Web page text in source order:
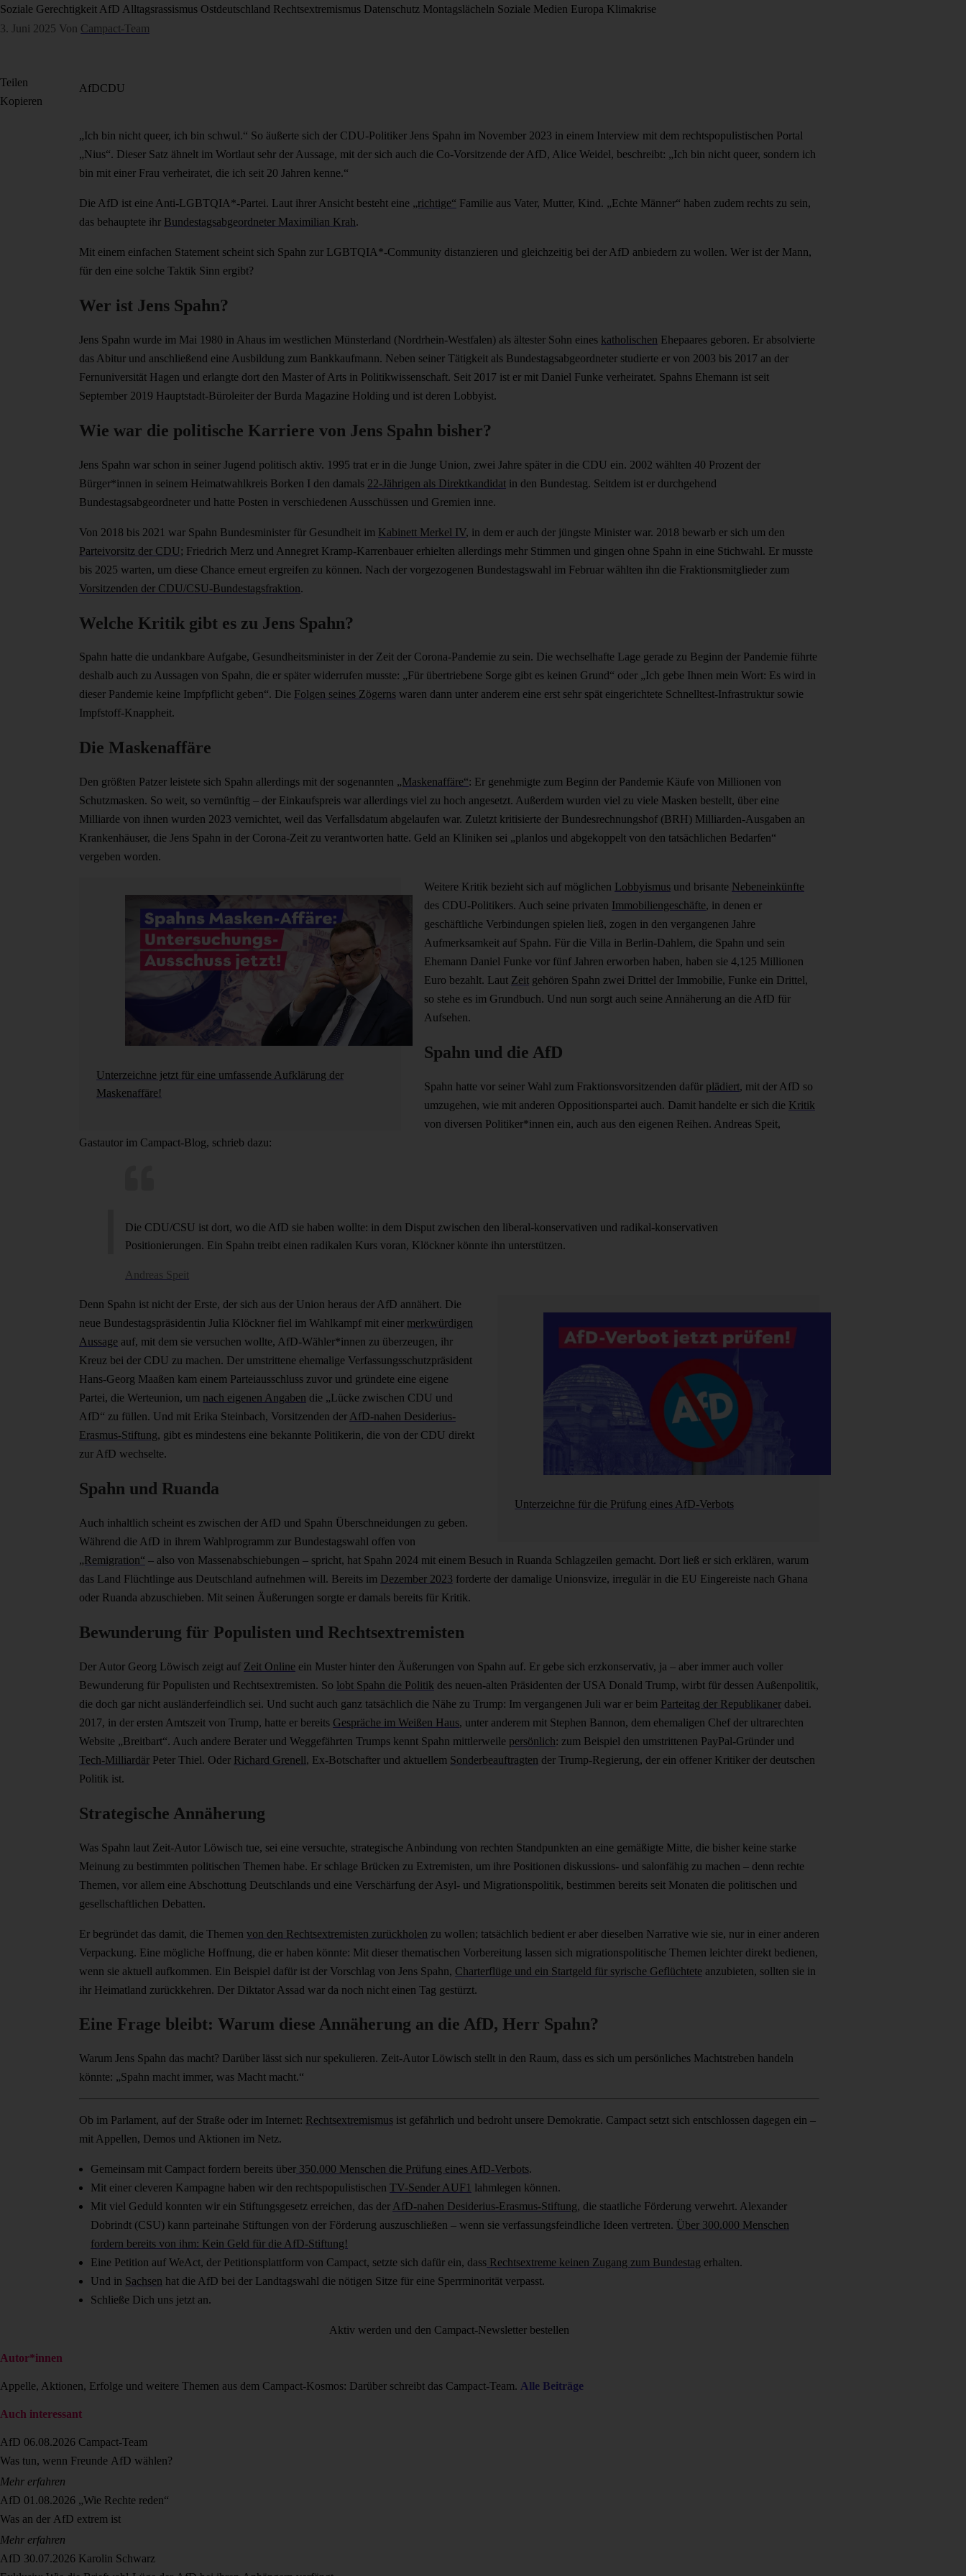
Soziale Gerechtigkeit AfD Alltagsrassismus Ostdeutschland Rechtsextremismus Datenschutz Montagslächeln Soziale Medien Europa Klimakrise
3. Juni 2025 Von Campact-Team
AfDCDU
„Ich bin nicht queer, ich bin schwul.“ So äußerte sich der CDU-Politiker Jens Spahn im November 2023 in einem Interview mit dem rechtspopulistischen Portal
„Nius“. Dieser Satz ähnelt im Wortlaut sehr der Aussage, mit der sich auch die Co-Vorsitzende der AfD, Alice Weidel, beschreibt: „Ich bin nicht queer, sondern ich
bin mit einer Frau verheiratet, die ich seit 20 Jahren kenne.“
Die AfD ist eine Anti-LGBTQIA*-Partei. Laut ihrer Ansicht besteht eine „richtige“ Familie aus Vater, Mutter, Kind. „Echte Männer“ haben zudem rechts zu sein,
das behauptete ihr Bundestagsabgeordneter Maximilian Krah.
Mit einem einfachen Statement scheint sich Spahn zur LGBTQIA*-Community distanzieren und gleichzeitig bei der AfD anbiedern zu wollen. Wer ist der Mann,
für den eine solche Taktik Sinn ergibt?
Wer ist Jens Spahn?
Jens Spahn wurde im Mai 1980 in Ahaus im westlichen Münsterland (Nordrhein-Westfalen) als ältester Sohn eines katholischen Ehepaares geboren. Er absolvierte
das Abitur und anschließend eine Ausbildung zum Bankkaufmann. Neben seiner Tätigkeit als Bundestagsabgeordneter studierte er von 2003 bis 2017 an der
Fernuniversität Hagen und erlangte dort den Master of Arts in Politikwissenschaft. Seit 2017 ist er mit Daniel Funke verheiratet. Spahns Ehemann ist seit
September 2019 Hauptstadt-Büroleiter der Burda Magazine Holding und ist deren Lobbyist.
Wie war die politische Karriere von Jens Spahn bisher?
Jens Spahn war schon in seiner Jugend politisch aktiv. 1995 trat er in die Junge Union, zwei Jahre später in die CDU ein. 2002 wählten 40 Prozent der
Bürger*innen in seinem Heimatwahlkreis Borken I den damals 22-Jährigen als Direktkandidat in den Bundestag. Seitdem ist er durchgehend
Bundestagsabgeordneter und hatte Posten in verschiedenen Ausschüssen und Gremien inne.
Von 2018 bis 2021 war Spahn Bundesminister für Gesundheit im Kabinett Merkel IV, in dem er auch der jüngste Minister war. 2018 bewarb er sich um den
Parteivorsitz der CDU; Friedrich Merz und Annegret Kramp-Karrenbauer erhielten allerdings mehr Stimmen und gingen ohne Spahn in eine Stichwahl. Er musste
bis 2025 warten, um diese Chance erneut ergreifen zu können. Nach der vorgezogenen Bundestagswahl im Februar wählten ihn die Fraktionsmitglieder zum
Vorsitzenden der CDU/CSU-Bundestagsfraktion.
Welche Kritik gibt es zu Jens Spahn?
Spahn hatte die undankbare Aufgabe, Gesundheitsminister in der Zeit der Corona-Pandemie zu sein. Die wechselhafte Lage gerade zu Beginn der Pandemie führte
deshalb auch zu Aussagen von Spahn, die er später widerrufen musste: „Für übertriebene Sorge gibt es keinen Grund“ oder „Ich gebe Ihnen mein Wort: Es wird in
dieser Pandemie keine Impfpflicht geben“. Die Folgen seines Zögerns waren dann unter anderem eine erst sehr spät eingerichtete Schnelltest-Infrastruktur sowie
Impfstoff-Knappheit.
Die Maskenaffäre
Den größten Patzer leistete sich Spahn allerdings mit der sogenannten „Maskenaffäre“: Er genehmigte zum Beginn der Pandemie Käufe von Millionen von
Schutzmasken. So weit, so vernünftig – der Einkaufspreis war allerdings viel zu hoch angesetzt. Außerdem wurden viel zu viele Masken bestellt, über eine
Milliarde von ihnen wurden 2023 vernichtet, weil das Verfallsdatum abgelaufen war. Zuletzt kritisierte der Bundesrechnungshof (BRH) Milliarden-Ausgaben an
Krankenhäuser, die Jens Spahn in der Corona-Zeit zu verantworten hatte. Geld an Kliniken sei „planlos und abgekoppelt von den tatsächlichen Bedarfen“
vergeben worden.
Unterzeichne jetzt für eine umfassende Aufklärung der
Maskenaffäre!
Weitere Kritik bezieht sich auf möglichen Lobbyismus und brisante Nebeneinkünfte
des CDU-Politikers. Auch seine privaten Immobiliengeschäfte, in denen er
geschäftliche Verbindungen spielen ließ, zogen in den vergangenen Jahre
Aufmerksamkeit auf Spahn. Für die Villa in Berlin-Dahlem, die Spahn und sein
Ehemann Daniel Funke vor fünf Jahren erworben haben, haben sie 4,125 Millionen
Euro bezahlt. Laut Zeit gehören Spahn zwei Drittel der Immobilie, Funke ein Drittel,
so stehe es im Grundbuch. Und nun sorgt auch seine Annäherung an die AfD für
Aufsehen.
Spahn und die AfD
Spahn hatte vor seiner Wahl zum Fraktionsvorsitzenden dafür plädiert, mit der AfD so
umzugehen, wie mit anderen Oppositionspartei auch. Damit handelte er sich die Kritik
von diversen Politiker*innen ein, auch aus den eigenen Reihen. Andreas Speit,
Gastautor im Campact-Blog, schrieb dazu:
Die CDU/CSU ist dort, wo die AfD sie haben wollte: in dem Disput zwischen den liberal-konservativen und radikal-konservativen
Positionierungen. Ein Spahn treibt einen radikalen Kurs voran, Klöckner könnte ihn unterstützen.
Andreas Speit
Unterzeichne für die Prüfung eines AfD-Verbots
Denn Spahn ist nicht der Erste, der sich aus der Union heraus der AfD annähert. Die
neue Bundestagspräsidentin Julia Klöckner fiel im Wahlkampf mit einer merkwürdigen
Aussage auf, mit dem sie versuchen wollte, AfD-Wähler*innen zu überzeugen, ihr
Kreuz bei der CDU zu machen. Der umstrittene ehemalige Verfassungsschutzpräsident
Hans-Georg Maaßen kam einem Parteiausschluss zuvor und gründete eine eigene
Partei, die Werteunion, um nach eigenen Angaben die „Lücke zwischen CDU und
AfD“ zu füllen. Und mit Erika Steinbach, Vorsitzenden der AfD-nahen Desiderius-
Erasmus-Stiftung, gibt es mindestens eine bekannte Politikerin, die von der CDU direkt
zur AfD wechselte.
Spahn und Ruanda
Auch inhaltlich scheint es zwischen der AfD und Spahn Überschneidungen zu geben.
Während die AfD in ihrem Wahlprogramm zur Bundestagswahl offen von
„Remigration“ – also von Massenabschiebungen – spricht, hat Spahn 2024 mit einem Besuch in Ruanda Schlagzeilen gemacht. Dort ließ er sich erklären, warum
das Land Flüchtlinge aus Deutschland aufnehmen will. Bereits im Dezember 2023 forderte der damalige Unionsvize, irregulär in die EU Eingereiste nach Ghana
oder Ruanda abzuschieben. Mit seinen Äußerungen sorgte er damals bereits für Kritik.
Bewunderung für Populisten und Rechtsextremisten
Der Autor Georg Löwisch zeigt auf Zeit Online ein Muster hinter den Äußerungen von Spahn auf. Er gebe sich erzkonservativ, ja – aber immer auch voller
Bewunderung für Populisten und Rechtsextremisten. So lobt Spahn die Politik des neuen-alten Präsidenten der USA Donald Trump, wirbt für dessen Außenpolitik,
die doch gar nicht ausländerfeindlich sei. Und sucht auch ganz tatsächlich die Nähe zu Trump: Im vergangenen Juli war er beim Parteitag der Republikaner dabei.
2017, in der ersten Amtszeit von Trump, hatte er bereits Gespräche im Weißen Haus, unter anderem mit Stephen Bannon, dem ehemaligen Chef der ultrarechten
Website „Breitbart“. Auch andere Berater und Weggefährten Trumps kennt Spahn mittlerweile persönlich: zum Beispiel den umstrittenen PayPal-Gründer und
Tech-Milliardär Peter Thiel. Oder Richard Grenell, Ex-Botschafter und aktuellem Sonderbeauftragten der Trump-Regierung, der ein offener Kritiker der deutschen
Politik ist.
Strategische Annäherung
Was Spahn laut Zeit-Autor Löwisch tue, sei eine versuchte, strategische Anbindung von rechten Standpunkten an eine gemäßigte Mitte, die bisher keine starke
Meinung zu bestimmten politischen Themen habe. Er schlage Brücken zu Extremisten, um ihre Positionen diskussions- und salonfähig zu machen – denn rechte
Themen, vor allem eine Abschottung Deutschlands und eine Verschärfung der Asyl- und Migrationspolitik, bestimmen bereits seit Monaten die politischen und
gesellschaftlichen Debatten.
Er begründet das damit, die Themen von den Rechtsextremisten zurückholen zu wollen; tatsächlich bedient er aber dieselben Narrative wie sie, nur in einer anderen
Verpackung. Eine mögliche Hoffnung, die er haben könnte: Mit dieser thematischen Vorbereitung lassen sich migrationspolitische Themen leichter direkt bedienen,
wenn sie aktuell aufkommen. Ein Beispiel dafür ist der Vorschlag von Jens Spahn, Charterflüge und ein Startgeld für syrische Geflüchtete anzubieten, sollten sie in
ihr Heimatland zurückkehren. Der Diktator Assad war da noch nicht einen Tag gestürzt.
Eine Frage bleibt: Warum diese Annäherung an die AfD, Herr Spahn?
Warum Jens Spahn das macht? Darüber lässt sich nur spekulieren. Zeit-Autor Löwisch stellt in den Raum, dass es sich um persönliches Machtstreben handeln
könnte: „Spahn macht immer, was Macht macht.“
Ob im Parlament, auf der Straße oder im Internet: Rechtsextremismus ist gefährlich und bedroht unsere Demokratie. Campact setzt sich entschlossen dagegen ein –
mit Appellen, Demos und Aktionen im Netz.
Gemeinsam mit Campact fordern bereits über 350.000 Menschen die Prüfung eines AfD-Verbots.
Mit einer cleveren Kampagne haben wir den rechtspopulistischen TV-Sender AUF1 lahmlegen können.
Mit viel Geduld konnten wir ein Stiftungsgesetz erreichen, das der AfD-nahen Desiderius-Erasmus-Stiftung, die staatliche Förderung verwehrt. Alexander
Dobrindt (CSU) kann parteinahe Stiftungen von der Förderung auszuschließen – wenn sie verfassungsfeindliche Ideen vertreten. Über 300.000 Menschen
fordern bereits von ihm: Kein Geld für die AfD-Stiftung!
Eine Petition auf WeAct, der Petitionsplattform von Campact, setzte sich dafür ein, dass Rechtsextreme keinen Zugang zum Bundestag erhalten.
Und in Sachsen hat die AfD bei der Landtagswahl die nötigen Sitze für eine Sperrminorität verpasst.
Schließe Dich uns jetzt an.
Aktiv werden und den Campact-Newsletter bestellen
Teilen
Kopieren
Autor*innen
Appelle, Aktionen, Erfolge und weitere Themen aus dem Campact-Kosmos: Darüber schreibt das Campact-Team. Alle Beiträge
Auch interessant
AfD 06.08.2026 Campact-Team
Was tun, wenn Freunde AfD wählen?
Mehr erfahren
AfD 01.08.2026 „Wie Rechte reden“
Was an der AfD extrem ist
Mehr erfahren
AfD 30.07.2026 Karolin Schwarz